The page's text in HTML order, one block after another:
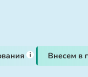
i Внесем в